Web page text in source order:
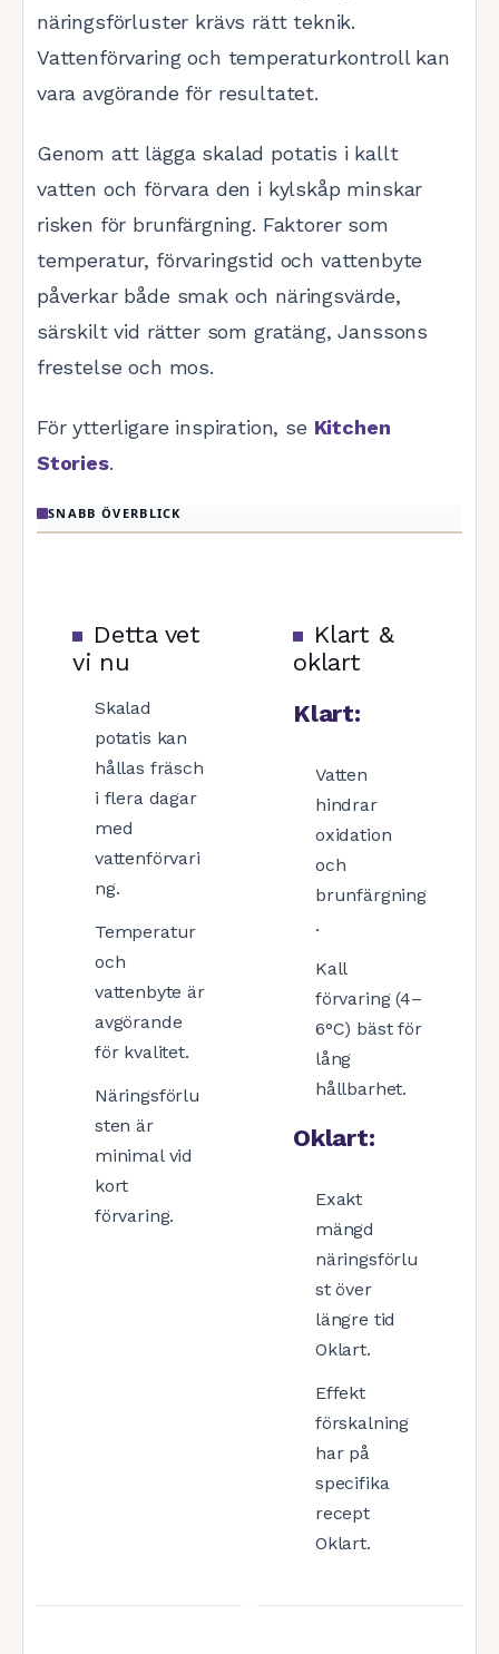
näringsförluster krävs rätt teknik.
Vattenförvaring och temperaturkontroll kan
vara avgörande för resultatet.
Genom att lägga skalad potatis i kallt
vatten och förvara den i kylskåp minskar
risken för brunfärgning. Faktorer som
temperatur, förvaringstid och vattenbyte
påverkar både smak och näringsvärde,
särskilt vid rätter som gratäng, Janssons
frestelse och mos.
För ytterligare inspiration, se Kitchen
Stories.
SNABB ÖVERBLICK
Detta vet
vi nu
Skalad
potatis kan
hållas fräsch
i flera dagar
med
vattenförvari
ng.
Temperatur
och
vattenbyte är
avgörande
för kvalitet.
Näringsförlu
sten är
minimal vid
kort
förvaring.
Klart &
oklart
Klart:
Vatten
hindrar
oxidation
och
brunfärgning
.
Kall
förvaring (4–
6°C) bäst för
lång
hållbarhet.
Oklart:
Exakt
mängd
näringsförlu
st över
längre tid
Oklart.
Effekt
förskalning
har på
specifika
recept
Oklart.